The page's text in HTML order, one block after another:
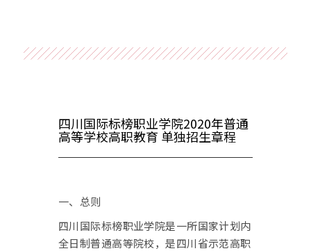
四川国际标榜职业学院2020年普通
高等学校高职教育 单独招生章程
一、总则
四川国际标榜职业学院是一所国家计划内
全日制普通高等院校，是四川省示范高职